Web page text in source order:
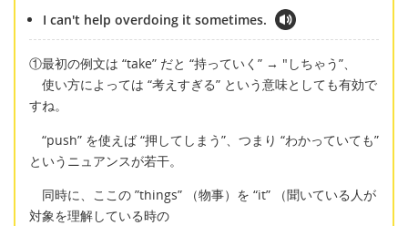
I can't help overdoing it sometimes.
①最初の例文は “take” だと “持っていく” → "しちゃう”、
使い方によっては “考えすぎる” という意味としても有効で
すね。
“push” を使えば “押してしまう”、つまり “わかっていても”
というニュアンスが若干。
同時に、ここの ”things” （物事）を “it” （聞いている人が
対象を理解している時の